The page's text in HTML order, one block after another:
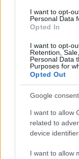
consent section.
I want to opt-
Personal Data
Opted In
I want to opt-
Retention,
Personal Data
Purposes for
Opted Out
Google
I want to allow
related to
device
I want to allow